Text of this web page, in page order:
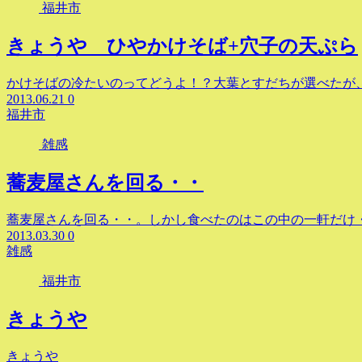
福井市
きょうや ひやかけそば+穴子の天ぷら
かけそばの冷たいのってどうよ！？大葉とすだちが選べたが
2013.06.21 0
福井市
雑感
蕎麦屋さんを回る・・
蕎麦屋さんを回る・・。しかし食べたのはこの中の一軒だけ
2013.03.30 0
雑感
福井市
きょうや
きょうや